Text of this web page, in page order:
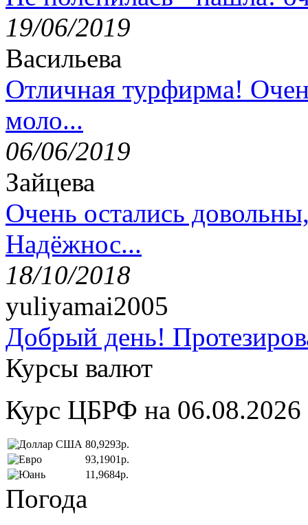
19/06/2019
Васильева
Отличная турфирма!
моло...
06/06/2019
Зайцева
Очень остались
Надёжнос...
18/10/2018
yuliyamai2005
Добрый день!
Курсы валют
Курс ЦБРФ на 06.08.2026
80,9293р.
93,1901р.
11,9684р.
Погода